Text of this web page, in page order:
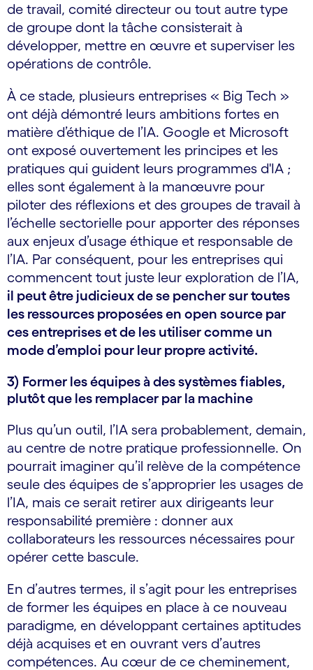
de travail, comité directeur ou tout autre type
de groupe dont la tâche consisterait à
développer, mettre en œuvre et superviser les
opérations de contrôle.
À ce stade, plusieurs entreprises « Big Tech »
ont déjà démontré leurs ambitions fortes en
matière d’éthique de l’IA. Google et Microsoft
ont exposé ouvertement les principes et les
pratiques qui guident leurs programmes d'IA ;
elles sont également à la manœuvre pour
piloter des réflexions et des groupes de travail à
l’échelle sectorielle pour apporter des réponses
aux enjeux d’usage éthique et responsable de
l’IA. Par conséquent, pour les entreprises qui
commencent tout juste leur exploration de l’IA,
il peut être judicieux de se pencher sur toutes
les ressources proposées en open source par
ces entreprises et de les utiliser comme un
mode d’emploi pour leur propre activité.
3) Former les équipes à des systèmes fiables,
plutôt que les remplacer par la machine
Plus qu’un outil, l’IA sera probablement, demain,
au centre de notre pratique professionnelle. On
pourrait imaginer qu’il relève de la compétence
seule des équipes de s’approprier les usages de
l’IA, mais ce serait retirer aux dirigeants leur
responsabilité première : donner aux
collaborateurs les ressources nécessaires pour
opérer cette bascule.
En d’autres termes, il s’agit pour les entreprises
de former les équipes en place à ce nouveau
paradigme, en développant certaines aptitudes
déjà acquises et en ouvrant vers d’autres
compétences. Au cœur de ce cheminement,